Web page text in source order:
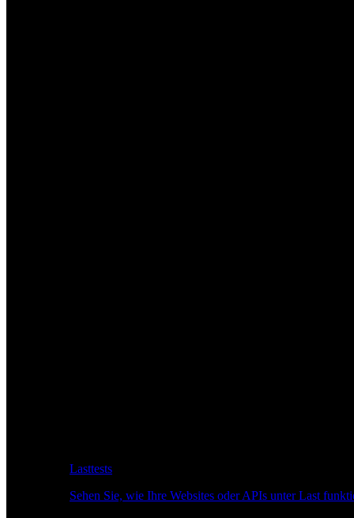
Lasttests
Sehen Sie, wie Ihre Websites oder APIs unter Last